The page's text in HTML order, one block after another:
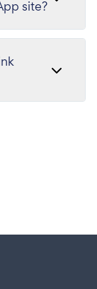
site?